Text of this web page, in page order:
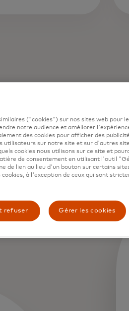
("cookies") sur nos sites web pour
notre audience et améliorer
des cookies pour afficher des
utilisateurs sur notre site et sur d'autres
cookies nous utilisons sur ce site et
de consentement en utilisant l'outil
de lien au lieu d'un bouton sur certains
à l'exception de ceux qui sont
refuser Gérer les cookies